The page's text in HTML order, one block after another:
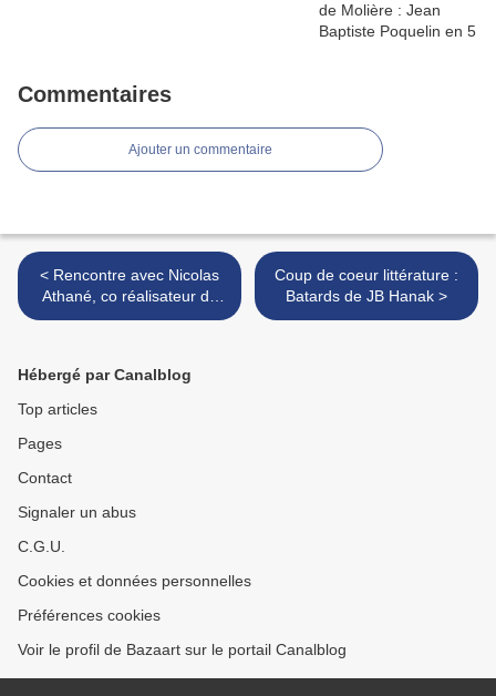
Commentaires
Ajouter un commentaire
< Rencontre avec Nicolas
Athané, co réalisateur de
JIM QUEEN
Coup de coeur littérature :
Batards de JB Hanak >
Hébergé par Canalblog
Top articles
Pages
Contact
Signaler un abus
C.G.U.
Cookies et données personnelles
Préférences cookies
Voir le profil de Bazaart sur le portail Canalblog